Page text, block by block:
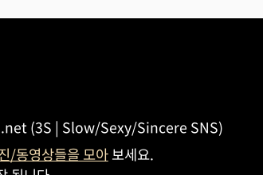
.net (3S | Slow/Sexy/Sincere SNS)
/동영상들을 모아보세요.